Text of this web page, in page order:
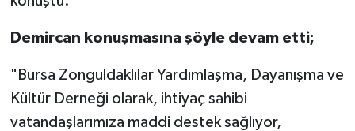
Demircan konuşmasına şöyle devam etti;
"Bursa Zonguldaklılar Yardımlaşma, Dayanışma ve
Kültür Derneği olarak, ihtiyaç sahibi
vatandaşlarımıza maddi destek sağlıyor,